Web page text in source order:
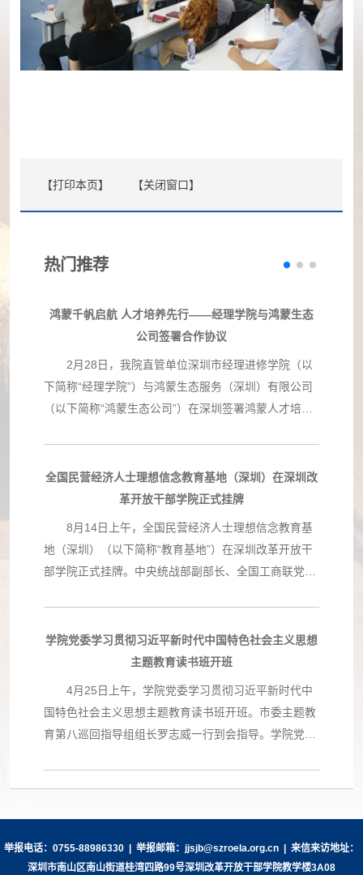
【打印本页】 【关闭窗口】
热门推荐
鸿蒙千帆启航 人才培养先行——经理学院与鸿蒙生态
公司签署合作协议
2月28日，我院直管单位深圳市经理进修学院（以
下简称“经理学院”）与鸿蒙生态服务（深圳）有限公司
（以下简称“鸿蒙生态公司”）在深圳签署鸿蒙人才培养
位。 双方同意，联合推动政府、国有企事业单位在
交通运输、工程建设、科技创新、产业升级等领域更好
势，与鸿蒙生态公司共建鸿蒙技术专家、鸿蒙开发者高
教育产品研发，共同打造高水平复合型数字人才培养体
系。通过提供无缝衔接的“学、练、考、证”一站式服
务，充分满足开发者在不同阶段的学习需求。 据
悉，自2023年9月鸿蒙原生应用全面启动以来，鸿蒙原
生应用加速开发，鸿蒙系统生态已覆盖智能手机、平板
全市科技创新与高质量发展增添澎湃的人才动能和科技
动能。
全国民营经济人士理想信念教育基地（深圳）在深圳改
革开放干部学院正式挂牌
8月14日上午，全国民营经济人士理想信念教育基
地（深圳）（以下简称“教育基地”）在深圳改革开放干
部学院正式挂牌。中央统战部副部长、全国工商联党组
长、省工商联党组书记陈丽文，市委常委、统战部部长
王强出席揭牌仪式。 徐乐江在讲话中表示，全国工
中华民族伟大复兴的磅礴伟力。徐乐江表示，学习弘扬
改革开放精神和特区精神，就是要始终坚定听党话、跟
国家事业的“大蓝图”，在攻克“卡脖子”技术上勇于发
学院党委学习贯彻习近平新时代中国特色社会主义思想
主题教育读书班开班
4月25日上午，学院党委学习贯彻习近平新时代中
国特色社会主义思想主题教育读书班开班。市委主题教
育第八巡回指导组组长罗志威一行到会指导。学院党委
导班子成员参加开班式。 会议指出 举办读书班
是贯彻落实主题教育部署要求的一项重要举措，也是推
动学习宣传贯彻习近平总书记重要讲话、重要指示精神
举报电话：0755-88986330 | 举报邮箱：jjsjb@szroela.org.cn | 来信来访地址：
深圳市南山区南山街道桂湾四路99号深圳改革开放干部学院教学楼3A08